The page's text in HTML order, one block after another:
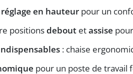
réglage en hauteur pour un
positionsdebout etassise
: chaise
pour un poste de travail